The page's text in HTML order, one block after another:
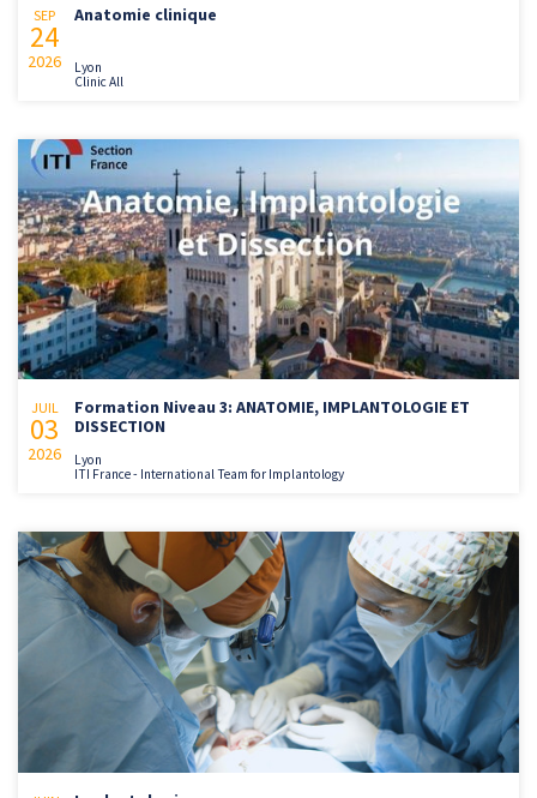
SEP
24
2026
Anatomie clinique
Lyon
Clinic All
JUIL
03
2026
Formation Niveau 3: ANATOMIE, IMPLANTOLOGIE ET
DISSECTION
Lyon
ITI France - International Team for Implantology